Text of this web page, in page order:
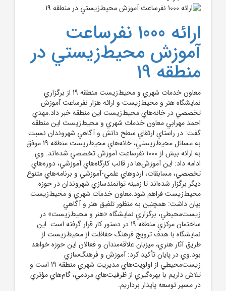
ارائه 1000 نفرساعت
آموزش محيط‌زيستي در
منطقه 19
معاون خدمات شهري و محيط‌زيست منطقه 19 از برگزاري
نمايشگاه هنر و محيط‌زيست و ارائه هزار نفرساعت آموزش
تخصصي در خانه‌هاي محيط‌زيست اين منطقه خبر داد.مهدي
احمد مهرابي معاون خدمات شهري و محيط‌زيست اين منطقه
گفت: در راستاي ارتقاي سطح دانش و آگاهي شهروندان نسبت
به مسائل محيط‌زيستي، خانه‌هاي محيط‌زيست منطقه 19 موفق
به ارائه بيش از 1000 نفرساعت آموزش تخصصي شده‌اند. وي
ادامه داد: اين آموزش‌ها در قالب کارگاه‌هاي آموزشي، دوره‌هاي
تخصصي، مسابقات، اردوهاي علمي-آموزشي و برنامه‌هاي متنوع
ديگر برگزار شده‌اند تا زمينه توانمندسازي شهروندان در حوزه
محيط‌زيست فراهم شود.معاون خدمات شهري و محيط‌زيست
بيان داشت: همچنين به منظور تلفيق هنر و آگاهي
زيست‌محيطي، برگزاري نمايشگاه «هنر و محيط‌زيست» در
ساختمان مرکزي منطقه 19 در دستور کار قرار گرفته است. اين
نمايشگاه با هدف ترويج فرهنگ حفاظت از محيط‌زيست از
طريق آثار هنري، ميزبان علاقه‌مندان و فعالان اين حوزه خواهد
بود.وي در پايان تأکيد کرد: آموزش و فرهنگ‌سازي
زيست‌محيطي از اولويت‌هاي مديريت شهري منطقه 19 است و
تلاش داريم با بهره‌گيري از ظرفيت‌هاي مردمي، گام‌هاي مؤثري
در مسير توسعه پايدار برداريم.